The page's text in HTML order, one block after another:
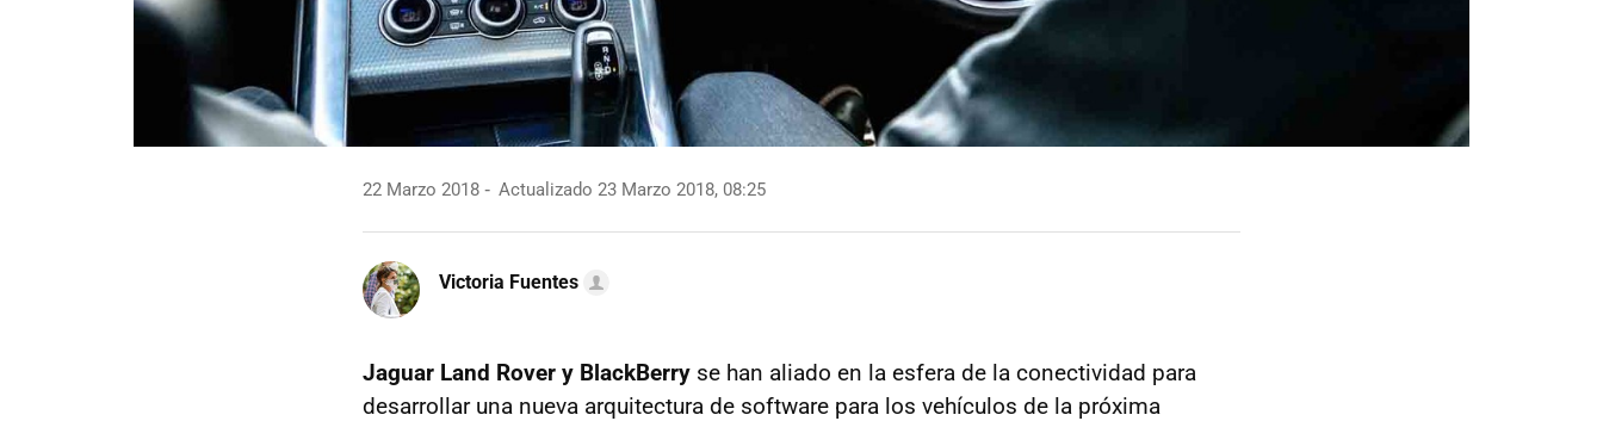
22 Marzo 2018 Actualizado 23 Marzo 2018, 08:25
Victoria Fuentes
Jaguar Land Rover y BlackBerry se han aliado en la esfera de la conectividad para
desarrollar una nueva arquitectura de software para los vehículos de la próxima